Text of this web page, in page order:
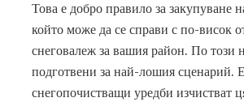
Това е добро правило за закупуване
който може да се справи с по-висок
снеговалеж за вашия район. По този
подготвени за най-лошия сценарий.
снегопочистващи уредби изчистват